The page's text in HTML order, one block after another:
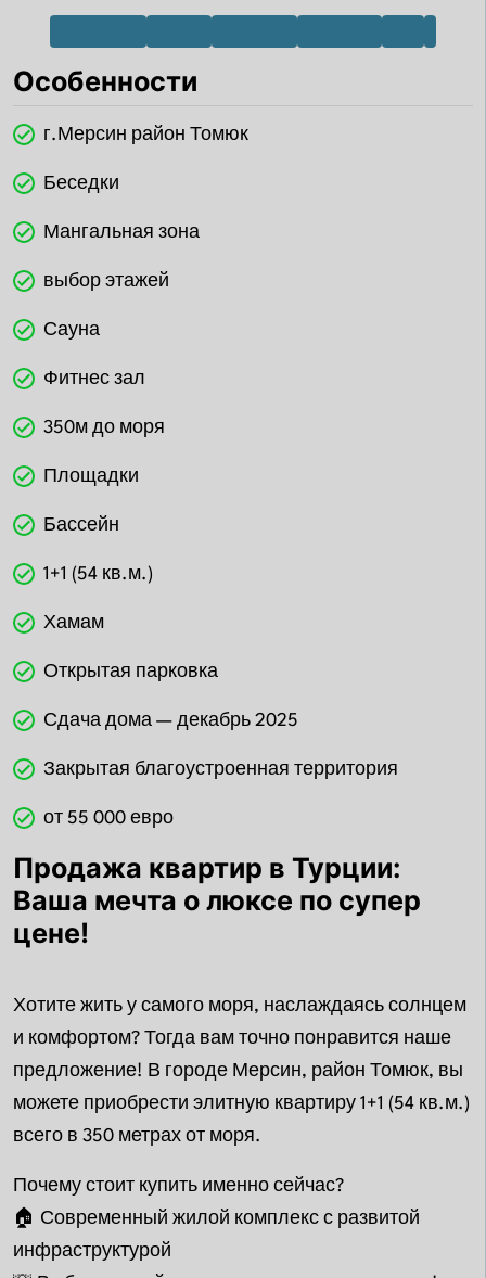
Особенности
г.Мерсин район Томюк
Беседки
Мангальная зона
выбор этажей
Сауна
Фитнес зал
350м до моря
Площадки
Бассейн
1+1 (54 кв.м.)
Хамам
Открытая парковка
Сдача дома — декабрь 2025
Закрытая благоустроенная территория
от 55 000 евро
Продажа квартир в Турции:
Ваша мечта о люксе по супер
цене!
Хотите жить у самого моря, наслаждаясь солнцем
и комфортом? Тогда вам точно понравится наше
предложение! В городе Мерсин, район Томюк, вы
можете приобрести элитную квартиру 1+1 (54 кв.м.)
всего в 350 метрах от моря.
Почему стоит купить именно сейчас?
🏠 Современный жилой комплекс с развитой
инфраструктурой